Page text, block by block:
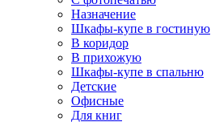
Назначение
Шкафы-купе в гостиную
В коридор
В прихожую
Шкафы-купе в спальню
Детские
Офисные
Для книг